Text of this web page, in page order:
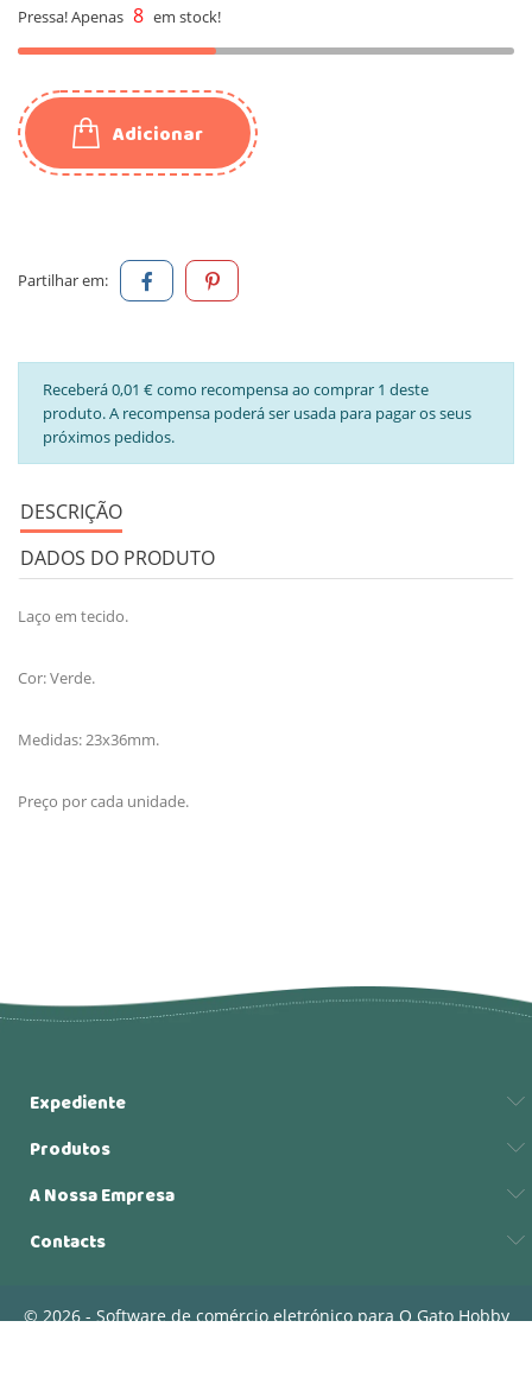
Pressa! Apenas 8 em stock!
Adicionar
Partilhar em:
Receberá 0,01 € como recompensa ao comprar 1 deste
produto. A recompensa poderá ser usada para pagar os seus
próximos pedidos.
DESCRIÇÃO
DADOS DO PRODUTO
Laço em tecido.
Cor: Verde.
Medidas: 23x36mm.
Preço por cada unidade.
Expediente
Produtos
A Nossa Empresa
Contacts
© 2026 - Software de comércio eletrónico para O Gato Hobby